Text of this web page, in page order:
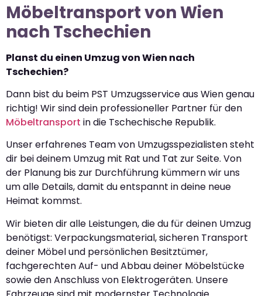
Möbeltransport von Wien
nach Tschechien
Planst du einen Umzug von Wien nach
Tschechien?
Dann bist du beim PST Umzugsservice aus Wien genau
richtig! Wir sind dein professioneller Partner für den
Möbeltransport in die Tschechische Republik.
Unser erfahrenes Team von Umzugsspezialisten steht
dir bei deinem Umzug mit Rat und Tat zur Seite. Von
der Planung bis zur Durchführung kümmern wir uns
um alle Details, damit du entspannt in deine neue
Heimat kommst.
Wir bieten dir alle Leistungen, die du für deinen Umzug
benötigst: Verpackungsmaterial, sicheren Transport
deiner Möbel und persönlichen Besitztümer,
fachgerechten Auf- und Abbau deiner Möbelstücke
sowie den Anschluss von Elektrogeräten. Unsere